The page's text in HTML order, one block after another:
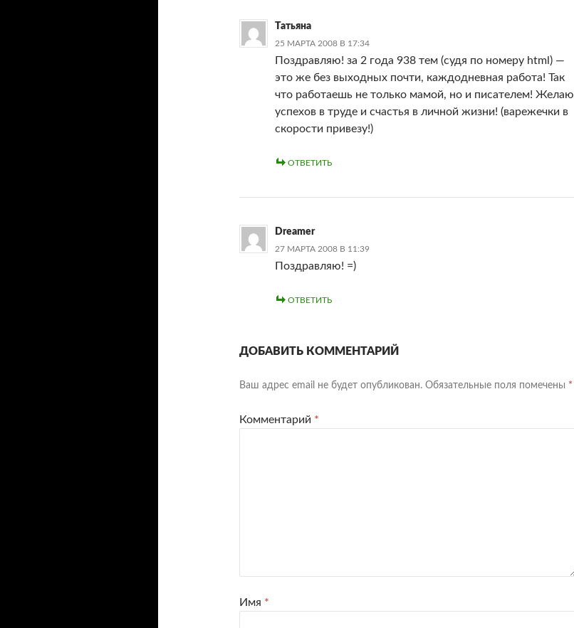
Татьяна
25 МАРТА 2008 В 17:34
Поздравляю! за 2 года 938 тем (судя по номеру html) —
это же без выходных почти, каждодневная работа! Так
что работаешь не только мамой, но и писателем! Желаю
успехов в труде и счастья в личной жизни! (варежечки в
скорости привезу!)
ОТВЕТИТЬ
Dreamer
27 МАРТА 2008 В 11:39
Поздравляю! =)
ОТВЕТИТЬ
ДОБАВИТЬ КОММЕНТАРИЙ
Ваш адрес email не будет опубликован. Обязательные поля помечены *
Комментарий *
Имя *